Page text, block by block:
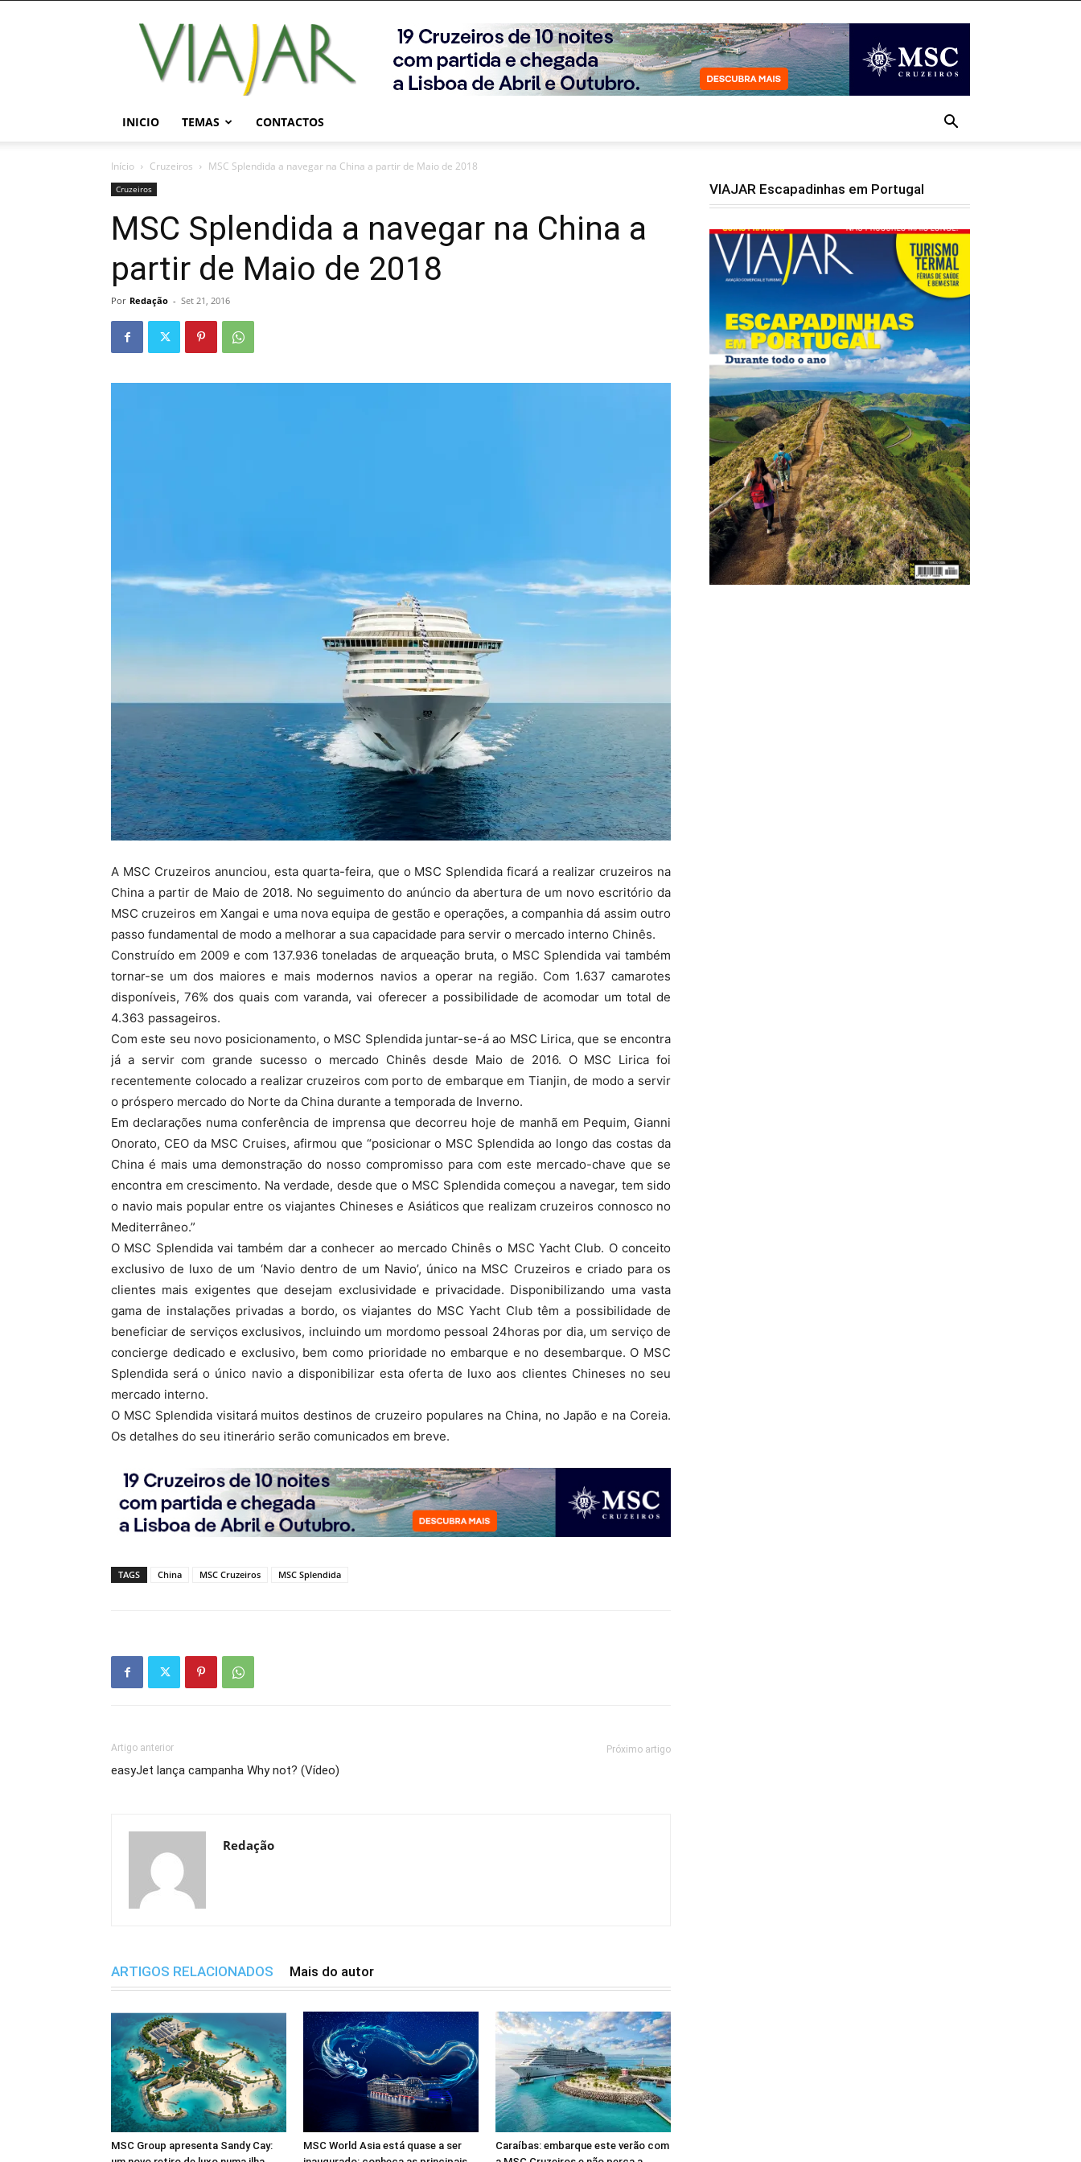
Viajar
Magazine
Online
INICIO TEMAS CONTACTOS
Início Cruzeiros MSC Splendida a navegar na China a partir de Maio de 2018
Cruzeiros
MSC Splendida a navegar na China a
partir de Maio de 2018
Por Redação - Set 21, 2016
A MSC Cruzeiros anunciou, esta quarta-feira, que o MSC Splendida ficará a realizar cruzeiros na
China a partir de Maio de 2018. No seguimento do anúncio da abertura de um novo escritório da
MSC cruzeiros em Xangai e uma nova equipa de gestão e operações, a companhia dá assim outro
passo fundamental de modo a melhorar a sua capacidade para servir o mercado interno Chinês.
Construído em 2009 e com 137.936 toneladas de arqueação bruta, o MSC Splendida vai também
tornar-se um dos maiores e mais modernos navios a operar na região. Com 1.637 camarotes
disponíveis, 76% dos quais com varanda, vai oferecer a possibilidade de acomodar um total de
4.363 passageiros.
Com este seu novo posicionamento, o MSC Splendida juntar-se-á ao MSC Lirica, que se encontra
já a servir com grande sucesso o mercado Chinês desde Maio de 2016. O MSC Lirica foi
recentemente colocado a realizar cruzeiros com porto de embarque em Tianjin, de modo a servir
o próspero mercado do Norte da China durante a temporada de Inverno.
Em declarações numa conferência de imprensa que decorreu hoje de manhã em Pequim, Gianni
Onorato, CEO da MSC Cruises, afirmou que “posicionar o MSC Splendida ao longo das costas da
China é mais uma demonstração do nosso compromisso para com este mercado-chave que se
encontra em crescimento. Na verdade, desde que o MSC Splendida começou a navegar, tem sido
o navio mais popular entre os viajantes Chineses e Asiáticos que realizam cruzeiros connosco no
Mediterrâneo.”
O MSC Splendida vai também dar a conhecer ao mercado Chinês o MSC Yacht Club. O conceito
exclusivo de luxo de um ‘Navio dentro de um Navio’, único na MSC Cruzeiros e criado para os
clientes mais exigentes que desejam exclusividade e privacidade. Disponibilizando uma vasta
gama de instalações privadas a bordo, os viajantes do MSC Yacht Club têm a possibilidade de
beneficiar de serviços exclusivos, incluindo um mordomo pessoal 24horas por dia, um serviço de
concierge dedicado e exclusivo, bem como prioridade no embarque e no desembarque. O MSC
Splendida será o único navio a disponibilizar esta oferta de luxo aos clientes Chineses no seu
mercado interno.
O MSC Splendida visitará muitos destinos de cruzeiro populares na China, no Japão e na Coreia.
Os detalhes do seu itinerário serão comunicados em breve.
TAGS China MSC Cruzeiros MSC Splendida
Artigo anterior
easyJet lança campanha Why not? (Vídeo)
Próximo artigo
Redação
ARTIGOS RELACIONADOS Mais do autor
MSC Group apresenta Sandy Cay:
MSC World Asia está quase a ser
Caraíbas: embarque este verão com
VIAJAR Escapadinhas em Portugal